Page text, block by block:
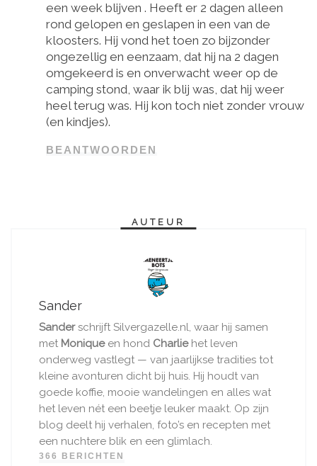
een week blijven . Heeft er 2 dagen alleen
rond gelopen en geslapen in een van de
kloosters. Hij vond het toen zo bijzonder
ongezellig en eenzaam, dat hij na 2 dagen
omgekeerd is en onverwacht weer op de
camping stond, waar ik blij was, dat hij weer
heel terug was. Hij kon toch niet zonder vrouw
(en kindjes).
BEANTWOORDEN
AUTEUR
Sander
Sanderschrijft Silvergazelle.nl, waar hij samen
met Moniqueen hond Charliehet leven
onderweg vastlegt — van jaarlijkse tradities tot
kleine avonturen dicht bij huis. Hij houdt van
goede koffie, mooie wandelingen en alles wat
het leven nét een beetje leuker maakt. Op zijn
blog deelt hij verhalen, foto’s en recepten met
een nuchtere blik en een glimlach.
366 BERICHTEN